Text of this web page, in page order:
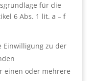
für die
6 Abs. 1 lit. a – f
Einwilligung zu der
einen oder mehrere